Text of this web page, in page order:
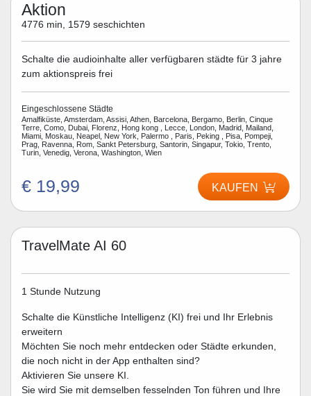
Aktion
4776 min, 1579 seschichten
Schalte die audioinhalte aller verfügbaren städte für 3 jahre
zum aktionspreis frei
Eingeschlossene Städte
Amalfiküste, Amsterdam, Assisi, Athen, Barcelona, Bergamo, Berlin, Cinque
Terre, Como, Dubai, Florenz, Hong kong , Lecce, London, Madrid, Mailand,
Miami, Moskau, Neapel, New York, Palermo , Paris, Peking , Pisa, Pompeji,
Prag, Ravenna, Rom, Sankt Petersburg, Santorin, Singapur, Tokio, Trento,
Turin, Venedig, Verona, Washington, Wien
€ 19,99 KAUFEN
TravelMate AI 60
1 Stunde Nutzung
Schalte die Künstliche Intelligenz (KI) frei und Ihr Erlebnis
erweitern
Möchten Sie noch mehr entdecken oder Städte erkunden,
die noch nicht in der App enthalten sind?
Aktivieren Sie unsere KI.
Sie wird Sie mit demselben fesselnden Ton führen und Ihre